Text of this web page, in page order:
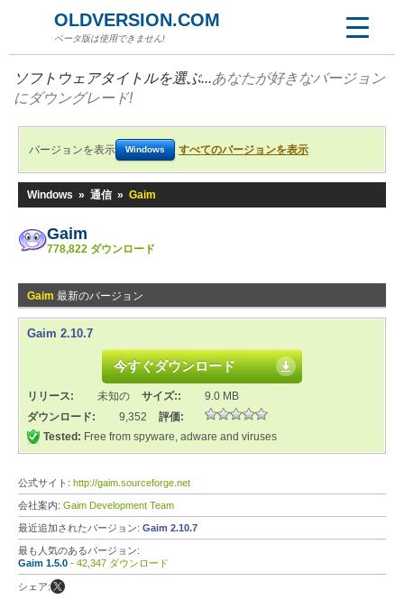
OLDVERSION.COM
ベータ版は使用できません!
ソフトウェアタイトルを選ぶ...あなたが好きなバージョン
にダウングレード!
バージョンを表示 Windows すべてのバージョンを表示
Windows » 通信 » Gaim
Gaim
778,822 ダウンロード
Gaim 最新のバージョン
Gaim 2.10.7
今すぐダウンロード
リリース: 未知の サイズ::
9.0 MB
ダウンロード:
9,352
評価:
Tested: Free from spyware, adware and viruses
公式サイト: http://gaim.sourceforge.net
会社案内: Gaim Development Team
最近追加されたバージョン: Gaim 2.10.7
最も人気のあるバージョン:
Gaim 1.5.0 - 42,347 ダウンロード
シェア: